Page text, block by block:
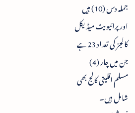
جملہ دس (10) ہیں
اور پرائیویٹ میڈیکل
کالجز کی تعداد 23 ہے
جن میں چار (4)
مسلم اقلیتی کالج بھی
شامل ہیں۔